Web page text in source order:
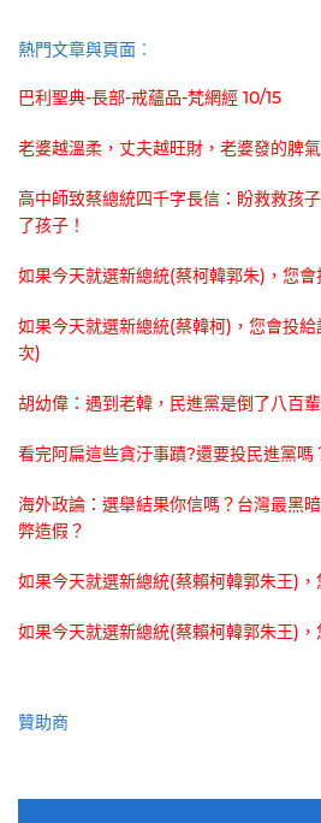
熱門文章與頁面︰
巴利聖典-長部-戒蘊品-梵網經 10/15
老婆越溫柔，丈夫越旺財，老婆發的脾
高中師致蔡總統四千字長信：盼救救孩
了孩子！
如果今天就選新總統(蔡柯韓郭朱)，您
如果今天就選新總統(蔡韓柯)，您會投
次)
胡幼偉：遇到老韓，民進黨是倒了八百
看完阿扁這些貪汙事蹟?還要投民進黨嗎
海外政論：選舉結果你信嗎？台灣最黑
弊造假？
如果今天就選新總統(蔡賴柯韓郭朱王)
如果今天就選新總統(蔡賴柯韓郭朱王)
贊助商